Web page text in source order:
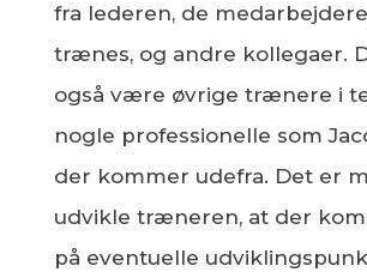
fra lederen, de
trænes, og andre kollegaer.
også være øvrige trænere i
nogle professionelle som
der kommer udefra. Det er
udvikle træneren, at der
på eventuelle